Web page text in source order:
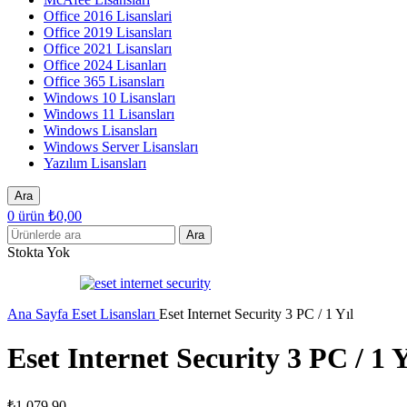
Office 2016 Lisanslari
Office 2019 Lisansları
Office 2021 Lisansları
Office 2024 Lisanları
Office 365 Lisansları
Windows 10 Lisansları
Windows 11 Lisansları
Windows Lisansları
Windows Server Lisansları
Yazılım Lisansları
Ara
0 ürün ₺0,00
Ara
Stokta Yok
Ana Sayfa Eset Lisansları Eset Internet Security 3 PC / 1 Yıl
Eset Internet Security 3 PC / 1